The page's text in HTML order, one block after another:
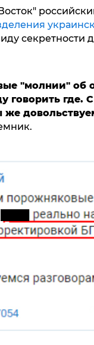
секретности
"молнии" об
говорить
же